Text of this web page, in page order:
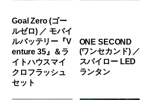
Goal Zero (ゴー
ルゼロ) ／ モバイ
ルバッテリー『V
enture 35』＆ラ
イトハウスマイ
クロフラッシュ
セット
ONE SECOND
(ワンセカンド) ／
スパイロー LED
ランタン